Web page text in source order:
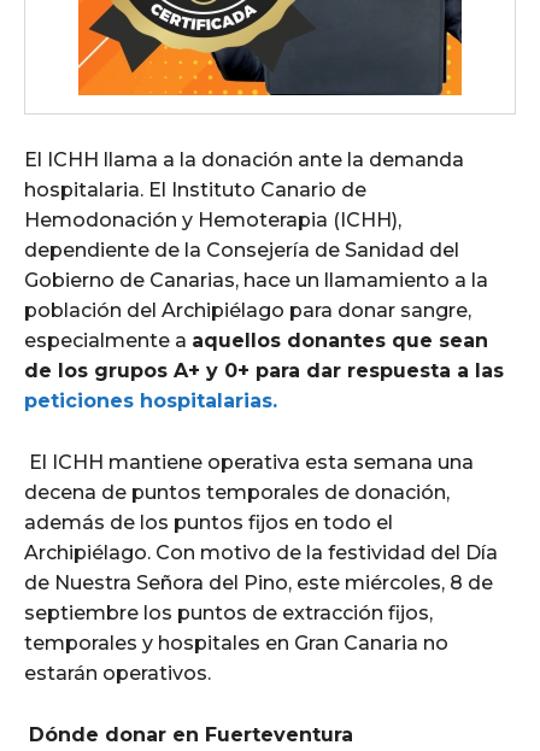
El ICHH llama a la donación ante la demanda
hospitalaria. El Instituto Canario de
Hemodonación y Hemoterapia (ICHH),
dependiente de la Consejería de Sanidad del
Gobierno de Canarias, hace un llamamiento a la
población del Archipiélago para donar sangre,
especialmente a aquellos donantes que sean
de los grupos A+ y 0+ para dar respuesta a las
peticiones hospitalarias.
El ICHH mantiene operativa esta semana una
decena de puntos temporales de donación,
además de los puntos fijos en todo el
Archipiélago. Con motivo de la festividad del Día
de Nuestra Señora del Pino, este miércoles, 8 de
septiembre los puntos de extracción fijos,
temporales y hospitales en Gran Canaria no
estarán operativos.
Dónde donar en Fuerteventura